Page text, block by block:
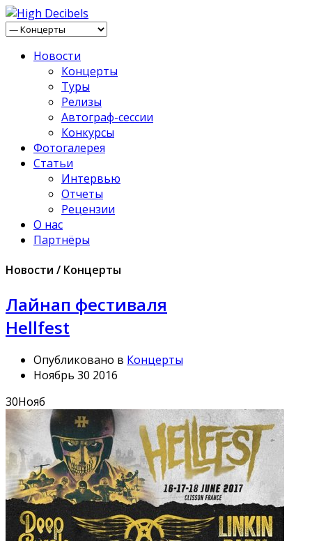
Новости
Концерты
Туры
Релизы
Автограф-сессии
Конкурсы
Фотогалерея
Статьи
Интервью
Отчеты
Рецензии
О нас
Партнёры
Новости / Концерты
Лайнап фестиваля
Hellfest
Опубликовано в Концерты
Ноябрь 30 2016
30Нояб